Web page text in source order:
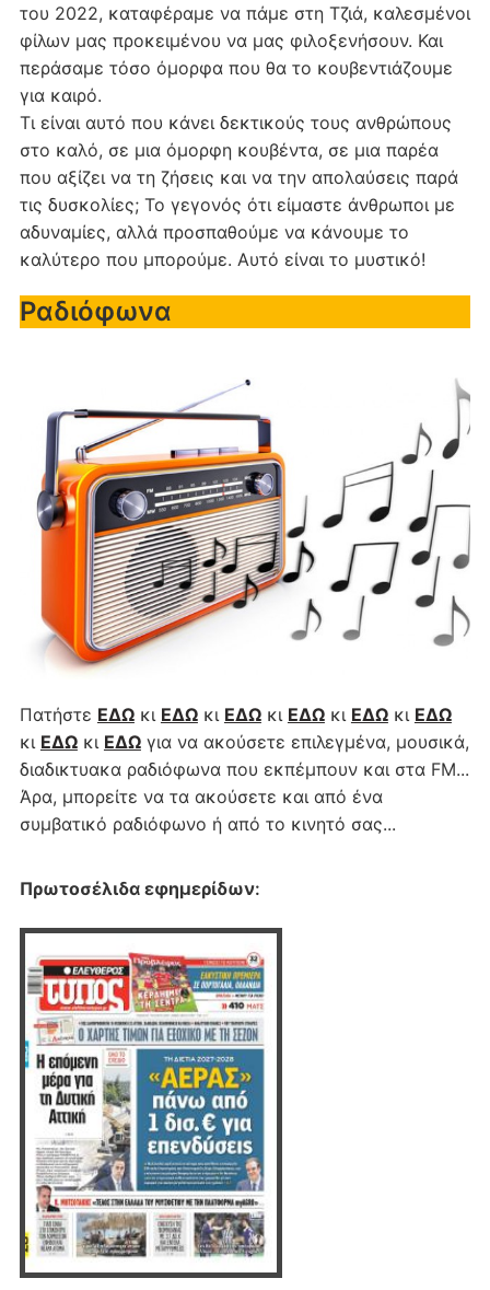
του 2022, καταφέραμε να πάμε στη Τζιά, καλεσμένοι
φίλων μας προκειμένου να μας φιλοξενήσουν. Και
περάσαμε τόσο όμορφα που θα το κουβεντιάζουμε
για καιρό.
Τι είναι αυτό που κάνει δεκτικούς τους ανθρώπους
στο καλό, σε μια όμορφη κουβέντα, σε μια παρέα
που αξίζει να τη ζήσεις και να την απολαύσεις παρά
τις δυσκολίες; Το γεγονός ότι είμαστε άνθρωποι με
αδυναμίες, αλλά προσπαθούμε να κάνουμε το
καλύτερο που μπορούμε. Αυτό είναι το μυστικό!
Ραδιόφωνα
Πατήστε ΕΔΩκι ΕΔΩκι ΕΔΩκι ΕΔΩκι ΕΔΩκι ΕΔΩ
κι ΕΔΩκι ΕΔΩγια να ακούσετε επιλεγμένα, μουσικά,
διαδικτυακα ραδιόφωνα που εκπέμπουν και στα FM...
Άρα, μπορείτε να τα ακούσετε και από ένα
συμβατικό ραδιόφωνο ή από το κινητό σας...
Πρωτοσέλιδα εφημερίδων: